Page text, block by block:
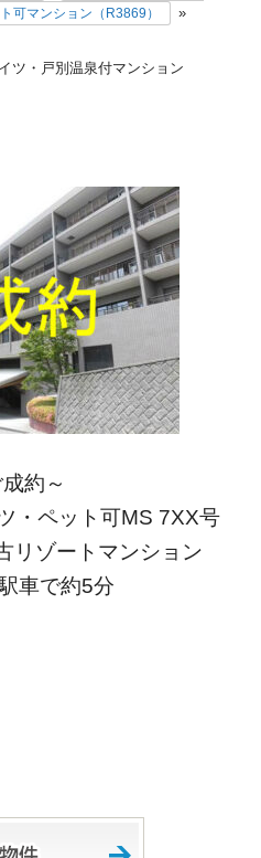
可マンション（R3869）
»
ツ・戸別温泉付マンション
約～
・ペット可MS 7XX号
リゾートマンション
車で約5分